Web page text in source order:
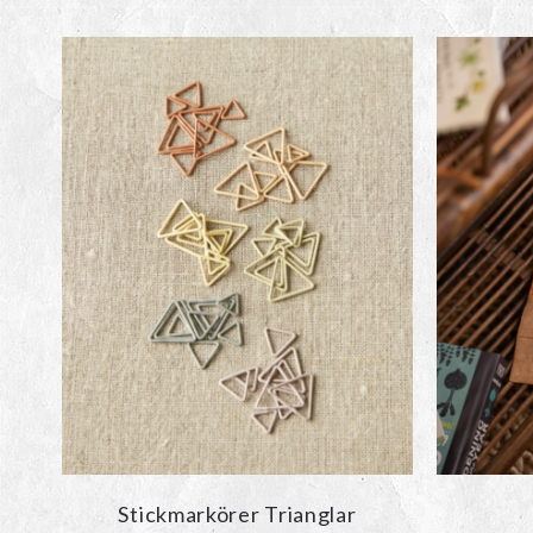
Stickmarkörer Trianglar